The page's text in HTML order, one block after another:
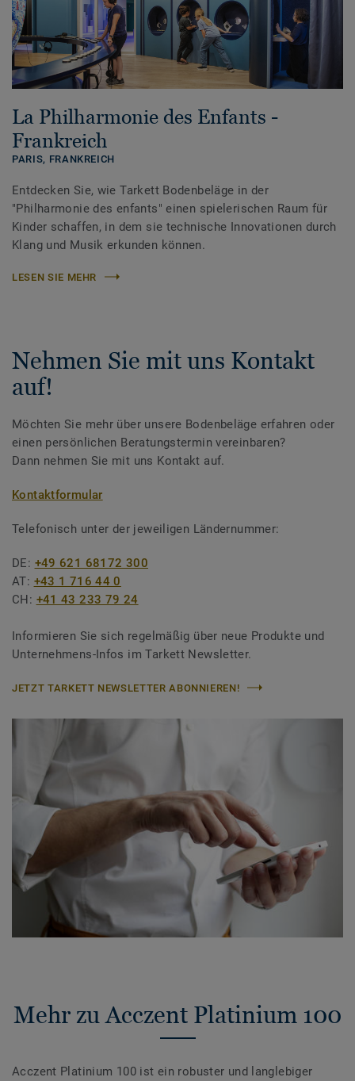
La Philharmonie des Enfants -
Frankreich
PARIS, FRANKREICH
Entdecken Sie, wie Tarkett Bodenbeläge in der
"Philharmonie des enfants" einen spielerischen Raum für
Kinder schaffen, in dem sie technische Innovationen durch
Klang und Musik erkunden können.
LESEN SIE MEHR
Nehmen Sie mit uns Kontakt
auf!
Möchten Sie mehr über unsere Bodenbeläge erfahren oder
einen persönlichen Beratungstermin vereinbaren?
Dann nehmen Sie mit uns Kontakt auf.
Kontaktformular
Telefonisch unter der jeweiligen Ländernummer:
DE: +49 621 68172 300
AT: +43 1 716 44 0
CH: +41 43 233 79 24
Informieren Sie sich regelmäßig über neue Produkte und
Unternehmens-Infos im Tarkett Newsletter.
JETZT TARKETT NEWSLETTER ABONNIEREN!
Mehr zu Acczent Platinium 100
Acczent Platinium 100 ist ein robuster und langlebiger